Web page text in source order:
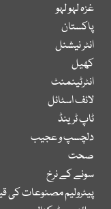
غزہ لہو لہو
پاکستان
انٹر نیشنل
کھیل
انٹرٹینمنٹ
لائف اسٹائل
ٹاپ ٹرینڈ
دلچسپ و عجیب
صحت
سونے کے نرخ
پیٹرولیم مصنوعات کی